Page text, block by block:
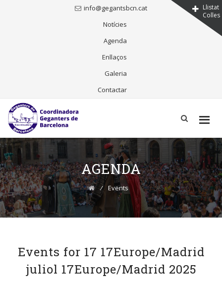
Llistat
Colles
info@gegantsbcn.cat
Notícies
Agenda
Enllaços
Galeria
Contactar
Skip
to
content
AGENDA
⁄ Events
Events for 17 17Europe/Madrid
juliol 17Europe/Madrid 2025